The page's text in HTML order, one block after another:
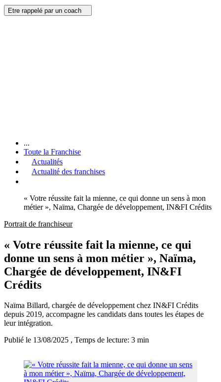
Etre rappelé par un coach
...
Toute la Franchise
Actualités
Actualité des franchises
« Votre réussite fait la mienne, ce qui donne un sens à mon
métier », Naïma, Chargée de développement, IN&FI Crédits
Portrait de franchiseur
« Votre réussite fait la mienne, ce qui
donne un sens à mon métier », Naïma,
Chargée de développement, IN&FI
Crédits
Naïma Billard, chargée de développement chez IN&FI Crédits
depuis 2019, accompagne les candidats dans toutes les étapes de
leur intégration.
Publié le 13/08/2025 , Temps de lecture: 3 min